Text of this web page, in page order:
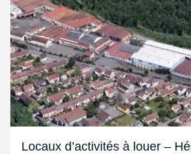
Locaux d’activités à louer –